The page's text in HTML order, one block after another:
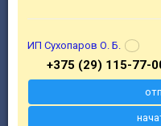
ИП Сухопаров О. Б.
+375 (29) 115-77-